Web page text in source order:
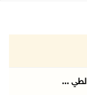
...